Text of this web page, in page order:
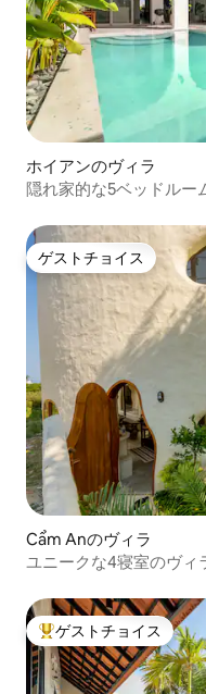
ホイアンのヴィラ
隠れ家的な5ベッドルー
ゲストチョイス
ゲストチョイス
Cẩm Anのヴィラ
ユニークな4寝室のヴィ
大好評のゲストチョイ
ゲストチョイス